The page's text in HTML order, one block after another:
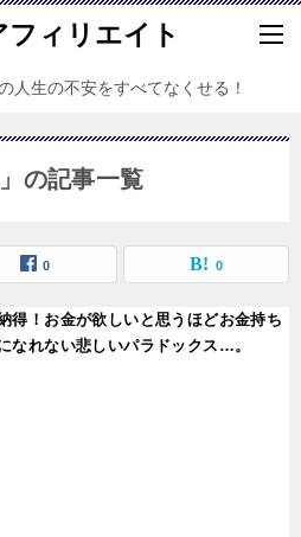
ィリエイト
人生の不安をすべてなくせる！
の記事一覧
0 0
得！お金が欲しいと思うほどお金持ち
なれない悲しいパラドックス…。